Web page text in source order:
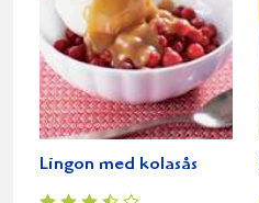
Lingon med kolasås